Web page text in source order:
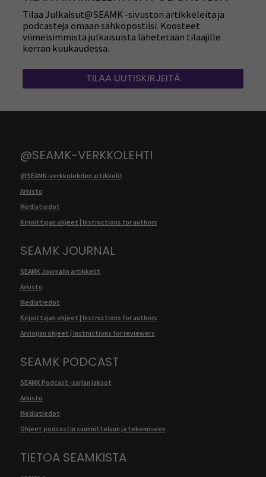
Tilaa Julkaisut@SEAMK -sivuston artikkeleita ja
podcasteja omaan sähköpostiisi. Koosteet
viimeisimmistä julkaisuista lähetetään tilaajille
kerran kuukaudessa.
TILAA UUTISKIRJEITÄ
@SEAMK-VERKKOLEHTI
@SEAMK-verkkolehden artikkelit
Arkisto
Mediatiedot
Kirjoittajan ohjeet | Instructions for authors
SEAMK JOURNAL
SEAMK Journalin artikkelit
Arkisto
Mediatiedot
Kirjoittajan ohjeet | Instructions for authors
Arvioijan ohjeet | Instructions for reviewers
SEAMK PODCAST
SEAMK Podcast -sarjan jaksot
Arkisto
Mediatiedot
Ohjeet podcastin suunnitteluun ja tekemiseen
TIETOA SEAMKISTA